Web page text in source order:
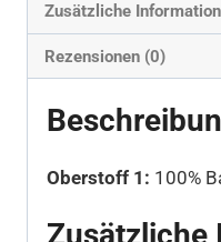
Zusätzliche
Rezensionen (0)
Oberstoff 1: 100%